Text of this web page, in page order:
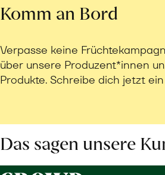
Komm an Bord
Verpasse keine
über unsere Produzent*innen
Produkte. Schreibe dich jetzt
Das sagen unsere